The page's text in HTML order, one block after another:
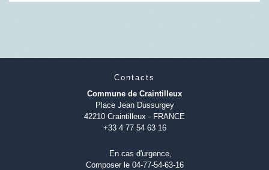
Contacts
Commune de Craintilleux
Place Jean Dussurgey
42210 Craintilleux - FRANCE
+33 4 77 54 63 16
En cas d'urgence,
Composer le 04-77-54-63-16